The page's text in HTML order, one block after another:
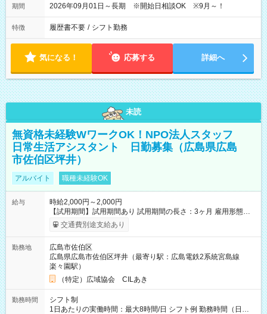
期間 2026年09月01日～長期 ※開始日相談OK ※9月～！
特徴 履歴書不要 / シフト勤務
気になる！ 応募する 詳細へ
未読
無資格未経験WワークOK！NPO法人スタッフ
日常生活アシスタント 日勤募集（広島県広島
市佐伯区坪井）
アルバイト 職種未経験OK
給与
時給2,000円～2,000円
【試用期間】試用期間あり 試用期間の長さ：3ヶ月 雇用形態、
給与は本採用時と同じです。
交通費別途支給あり
勤務地
広島市佐伯区
広島県広島市佐伯区坪井（最寄り駅：広島電鉄2系統宮島線
楽々園駅）
（特定）広域協会 CILあき
勤務時間
シフト制
1日あたりの実働時間：最大8時間/日 シフト例 勤務時間（日